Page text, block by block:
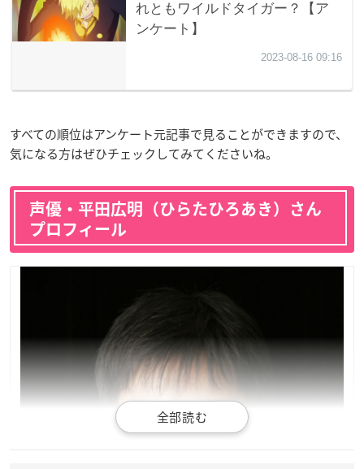
すべての順位はアンケート元記事で見ることができますので、
気になる方はぜひチェックしてみてくださいね。
声優・平田広明（ひらたひろあき）さん
プロフィール